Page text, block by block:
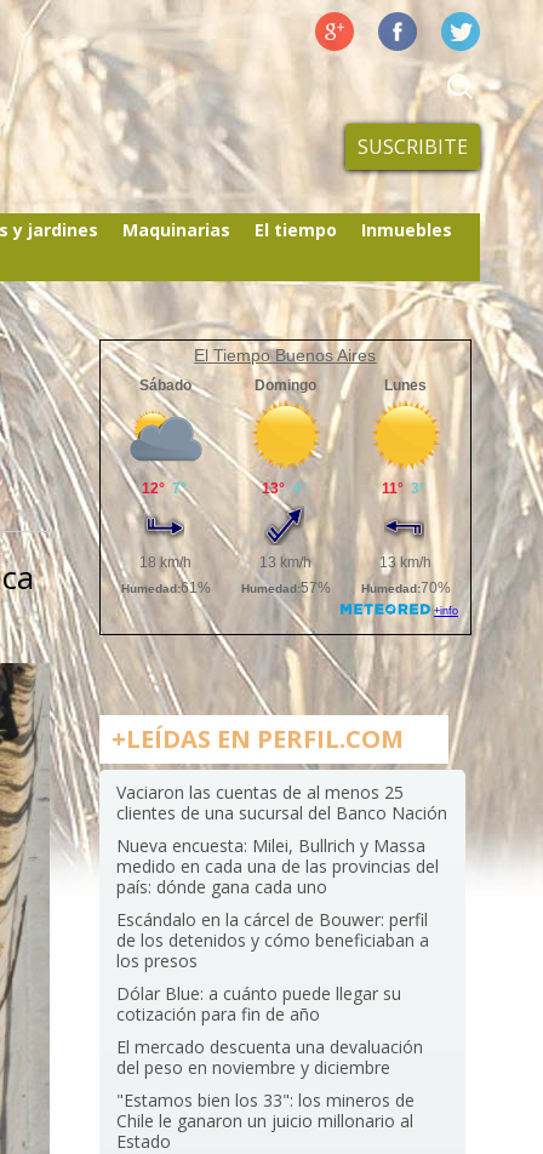
SUSCRIBITE
y jardines Maquinarias El tiempo Inmuebles
El Tiempo Buenos Aires
+LEÍDAS EN PERFIL.COM
Vaciaron las cuentas de al menos 25
clientes de una sucursal del Banco Nación
Nueva encuesta: Milei, Bullrich y Massa
medido en cada una de las provincias del
país: dónde gana cada uno
Escándalo en la cárcel de Bouwer: perfil
de los detenidos y cómo beneficiaban a
los presos
Dólar Blue: a cuánto puede llegar su
cotización para fin de año
El mercado descuenta una devaluación
del peso en noviembre y diciembre
"Estamos bien los 33": los mineros de
Chile le ganaron un juicio millonario al
Estado